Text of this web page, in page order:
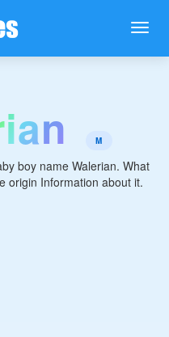
ian M
boy name Walerian. What
origin Information about it.